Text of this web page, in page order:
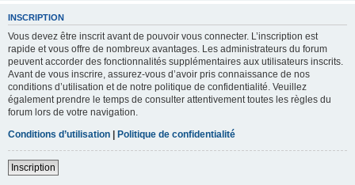
INSCRIPTION
Vous devez être inscrit avant de pouvoir vous connecter. L’inscription est
rapide et vous offre de nombreux avantages. Les administrateurs du forum
peuvent accorder des fonctionnalités supplémentaires aux utilisateurs inscrits.
Avant de vous inscrire, assurez-vous d’avoir pris connaissance de nos
conditions d’utilisation et de notre politique de confidentialité. Veuillez
également prendre le temps de consulter attentivement toutes les règles du
forum lors de votre navigation.
Conditions d’utilisation | Politique de confidentialité
Inscription